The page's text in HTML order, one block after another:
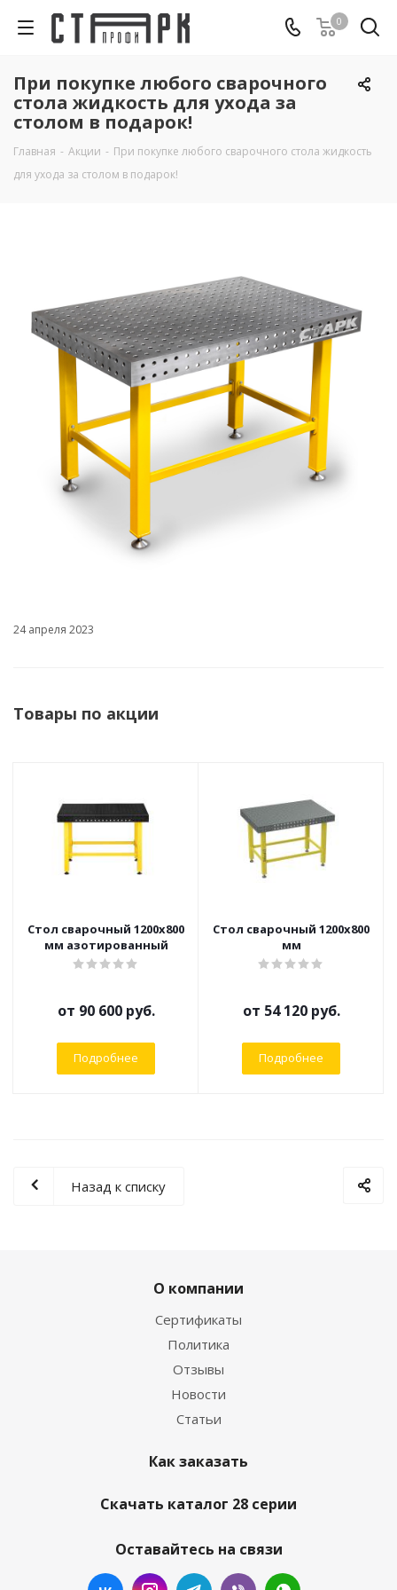
0
При покупке любого сварочного
стола жидкость для ухода за
столом в подарок!
Главная - Акции - При покупке любого сварочного стола жидкость
для ухода за столом в подарок!
24 апреля 2023
Товары по акции
Стол сварочный 1200х800
мм азотированный
от 90 600 руб.
Подробнее
Стол сварочный 1200х800
мм
от 54 120 руб.
Подробнее
Назад к списку
О компании
Сертификаты
Политика
Отзывы
Новости
Статьи
Как заказать
Скачать каталог 28 серии
Оставайтесь на связи